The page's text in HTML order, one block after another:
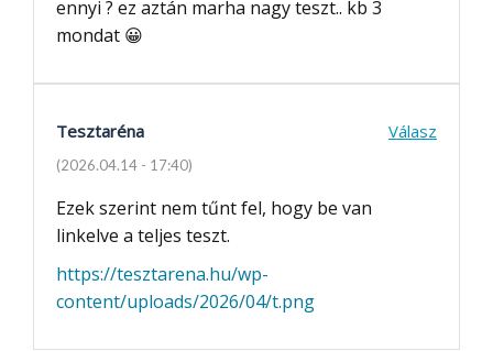
ennyi ? ez aztán marha nagy teszt.. kb 3
mondat 😀
Tesztaréna Válasz
(2026.04.14 - 17:40)
Ezek szerint nem tűnt fel, hogy be van
linkelve a teljes teszt.
https://tesztarena.hu/wp-
content/uploads/2026/04/t.png